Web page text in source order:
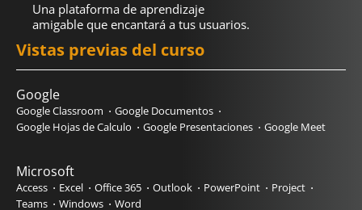
Una plataforma de aprendizaje
amigable que encantará a tus usuarios.
Vistas previas del curso
Google
Google Classroom
Google Documentos
Google Hojas de Calculo
Google Presentaciones Google Meet
Microsoft
Access Excel Office 365 Outlook PowerPoint
Project
Teams
Windows Word